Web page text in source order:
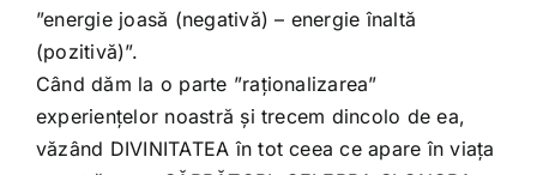
”energie joasă (negativă) – energie înaltă
(pozitivă)”.
Când dăm la o parte ”raționalizarea”
experiențelor noastră și trecem dincolo de ea,
văzând DIVINITATEA în tot ceea ce apare în viața